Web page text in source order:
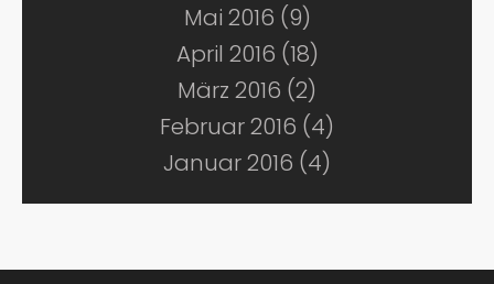
Mai 2016 (9)
April 2016 (18)
März 2016 (2)
Februar 2016 (4)
Januar 2016 (4)